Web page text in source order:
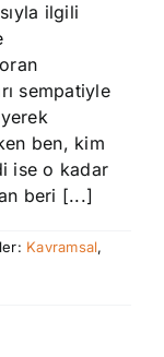
ilgili
sempatiyle
ben, kim
ise o kadar
beri [...]
Kavramsal,